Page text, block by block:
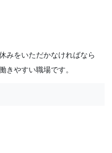
みをいただかなければなら
きやすい職場です。